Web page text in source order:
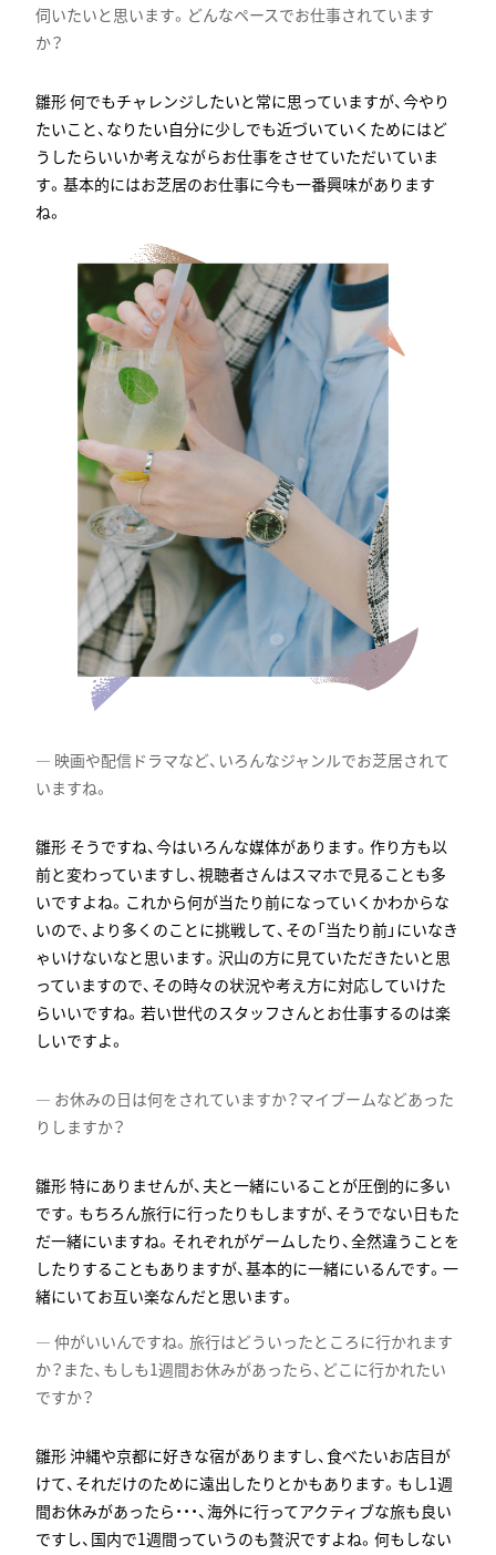
伺いたいと思います。どんなペースでお仕事されています
か？
何でもチャレンジしたいと常に思っていますが、今やり
たいこと、なりたい自分に少しでも近づいていくためにはど
うしたらいいか考えながらお仕事をさせていただいていま
す。基本的にはお芝居のお仕事に今も一番興味があります
ね。
映画や配信ドラマなど、いろんなジャンルでお芝居されて
いますね。
そうですね、今はいろんな媒体があります。作り方も以
前と変わっていますし、視聴者さんはスマホで見ることも多
いですよね。これから何が当たり前になっていくかわからな
いので、より多くのことに挑戦して、その「当たり前」にいなき
ゃいけないなと思います。沢山の方に見ていただきたいと思
っていますので、その時々の状況や考え方に対応していけた
らいいですね。若い世代のスタッフさんとお仕事するのは楽
しいですよ。
お休みの日は何をされていますか？マイブームなどあった
りしますか？
特にありませんが、夫と一緒にいることが圧倒的に多い
です。もちろん旅行に行ったりもしますが、そうでない日もた
だ一緒にいますね。それぞれがゲームしたり、全然違うことを
したりすることもありますが、基本的に一緒にいるんです。一
緒にいてお互い楽なんだと思います。
仲がいいんですね。旅行はどういったところに行かれます
か？また、もしも1週間お休みがあったら、どこに行かれたい
ですか？
沖縄や京都に好きな宿がありますし、食べたいお店目が
けて、それだけのために遠出したりとかもあります。もし1週
間お休みがあったら・・・、海外に行ってアクティブな旅も良い
ですし、国内で1週間っていうのも贅沢ですよね。何もしない